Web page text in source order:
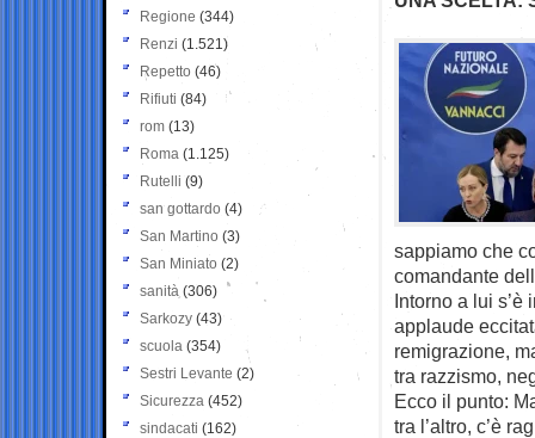
sappiamo che
comandante
Intorno a lui
applaude
remigrazione,
tra razzismo,
Ecco il punto:
tra l’altro, c’è
Regione (344)
Renzi (1.521)
Repetto (46)
Rifiuti (84)
rom (13)
Roma (1.125)
Rutelli (9)
san gottardo (4)
San Martino (3)
San Miniato (2)
sanità (306)
Sarkozy (43)
scuola (354)
Sestri Levante (2)
Sicurezza (452)
sindacati (162)